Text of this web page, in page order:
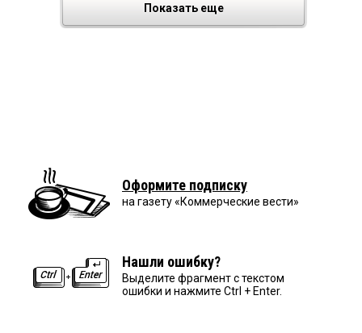
Показать еще
Оформите подписку
на газету «Коммерческие вести»
Нашли ошибку?
Выделите фрагмент с текстом
ошибки и нажмите Ctrl + Enter.